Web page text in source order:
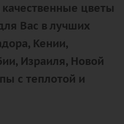
цветы
Вас в лучших
Кении,
Израиля, Новой
с теплотой и